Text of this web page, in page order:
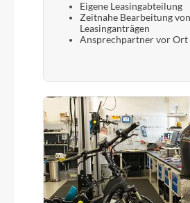
Eigene Leasingabteilung
Zeitnahe Bearbeitung von
Leasinganträgen
Ansprechpartner vor Ort